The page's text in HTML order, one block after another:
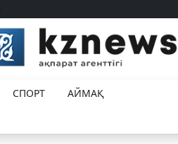
СПОРТ
АЙМАҚ